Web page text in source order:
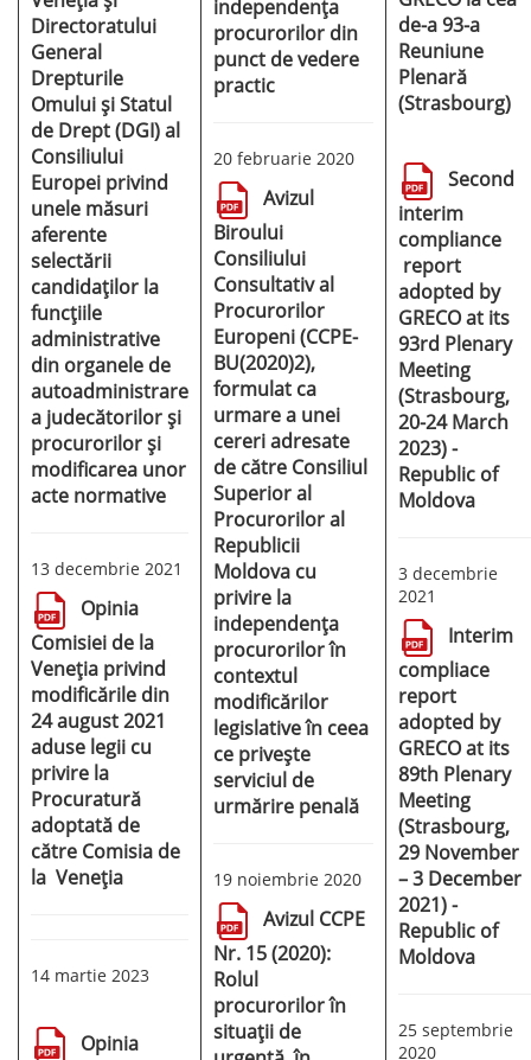
Directoratului
General
Drepturile
Omului și Statul
de Drept (DGI) al
Consiliului
Europei privind
unele măsuri
aferente
selectării
candidaților la
funcțiile
administrative
din organele de
autoadministrare
a judecătorilor și
procurorilor și
modificarea unor
acte normative
13 decembrie 2021
Opinia
Comisiei de la
Veneția privind
modificările din
24 august 2021
aduse legii cu
privire la
Procuratură
adoptată de
către Comisia de
la Veneția
14 martie 2023
Opinia
independența
procurorilor din
punct de vedere
practic
20 februarie 2020
Avizul
Biroului
Consiliului
Consultativ al
Procurorilor
Europeni (CCPE-
BU(2020)2),
formulat ca
urmare a unei
cereri adresate
de către Consiliul
Superior al
Procurorilor al
Republicii
Moldova cu
privire la
independența
procurorilor în
contextul
modificărilor
legislative în ceea
ce privește
serviciul de
urmărire penală
19 noiembrie 2020
Avizul CCPE
Nr. 15 (2020):
Rolul
procurorilor în
situații de
de-a 93-a
Reuniune
Plenară
(Strasbourg)
Second
interim
compliance
report
adopted by
GRECO at its
93rd Plenary
Meeting
(Strasbourg,
20-24 March
2023) -
Republic of
Moldova
3 decembrie
2021
Interim
compliace
report
adopted by
GRECO at its
89th Plenary
Meeting
(Strasbourg,
29 November
– 3 December
2021) -
Republic of
Moldova
25 septembrie
2020